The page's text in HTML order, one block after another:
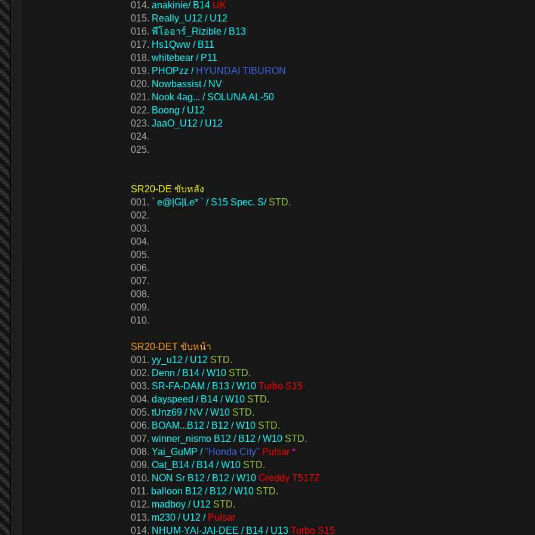
014. anakinie/ B14 UK
015. Really_U12 / U12
016. พีโออาร์_Rizible / B13
017. Hs1Qww / B11
018. whitebear / P11
019. PHOPzz /HYUNDAI TIBURON
020. Nowbassist / NV
021. Nook 4ag... / SOLUNA AL-50
022. Boong / U12
023. JaaO_U12 / U12
024.
025.
SR20-DE ขับหลัง
001. ` e@|G|Le* ` / S15 Spec. S/ STD.
002.
003.
004.
005.
006.
007.
008.
009.
010.
SR20-DET ขับหน้า
001. yy_u12 / U12 STD.
002. Denn / B14 / W10 STD.
003. SR-FA-DAM / B13 / W10 Turbo S15
004. dayspeed / B14 / W10 STD.
005. tUnz69 / NV / W10 STD.
006. BOAM...B12 / B12 / W10 STD.
007. winner_nismo B12 / B12 / W10 STD.
008. Yai_GuMP /"Honda City" Pulsar *
009. Oat_B14 / B14 / W10 STD.
010. NON Sr B12 / B12 / W10 Greddy T517Z
011. balloon B12 / B12 / W10 STD.
012. madboy / U12 STD.
013. m230 / U12 / Pulsar
014. NHUM-YAI-JAI-DEE / B14 / U13 Turbo S15